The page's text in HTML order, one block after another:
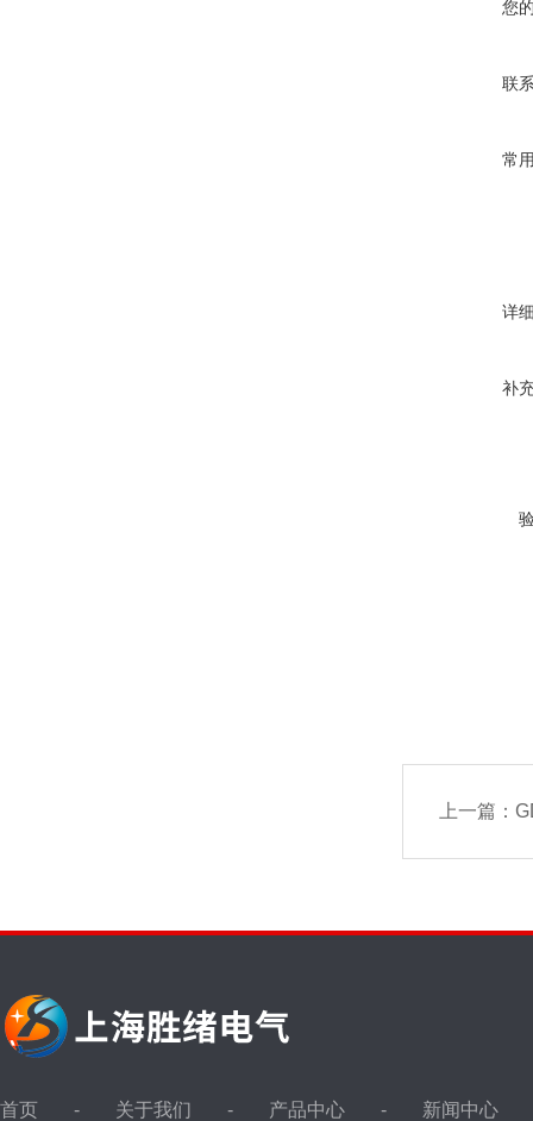
您
联
常
详
补
上一篇：
首页 关于我们 产品中心 新闻中心